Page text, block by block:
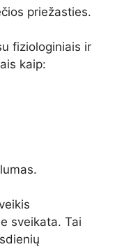
priežasties.
fiziologiniais ir
kaip:
sveikata. Tai